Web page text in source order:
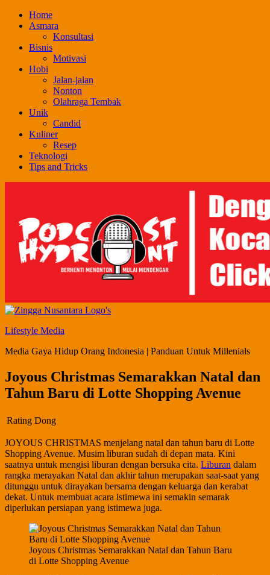
Skip
Home
Asmara
Konsultasi
Bisnis
Motivasi
Hobi
Jalan-jalan
Nonton
Olahraga Tembak
Unik
Candid
Kuliner
Resep
Teknologi
Tips and Tricks
Lifestyle Media
Media Gaya Hidup Orang Indonesia | Panduan Untuk Millenials
Joyous Christmas Semarakkan Natal dan
Tahun Baru di Lotte Shopping Avenue
Rating Dong
JOYOUS CHRISTMAS menjelang natal dan tahun baru di Lotte
Shopping Avenue. Musim liburan sudah di depan mata. Kini
saatnya untuk mengisi liburan dengan bersuka cita. Liburan dalam
rangka merayakan Natal dan akhir tahun merupakan saat-saat yang
ditunggu untuk dirayakan bersama dengan keluarga dan kerabat
dekat. Untuk membuat acara istimewa ini semakin semarak
diperlukan persiapan yang istimewa juga.
Joyous Christmas Semarakkan Natal dan Tahun Baru
di Lotte Shopping Avenue